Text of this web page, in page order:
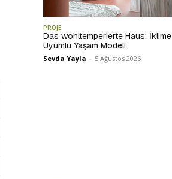
PROJE
Das wohltemperierte Haus: İklime
Uyumlu Yaşam Modeli
Sevda Yayla - 5 Ağustos 2026